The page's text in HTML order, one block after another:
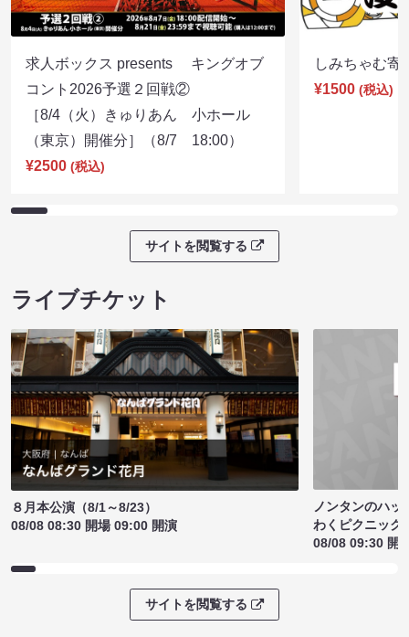
求人ボックス presents キングオブ
コント2026予選２回戦②
［8/4（火）きゅりあん 小ホール
（東京）開催分］（8/7 18:00）
¥2500 (税込)
しみちゃむ
¥1500 (税込)
サイトを閲覧する
ライブチケット
８月本公演（8/1～8/23）
08/08 08:30 開場 09:00 開演
ノンタンのハッ
わくピクニック
08/08 09:30 開
サイトを閲覧する